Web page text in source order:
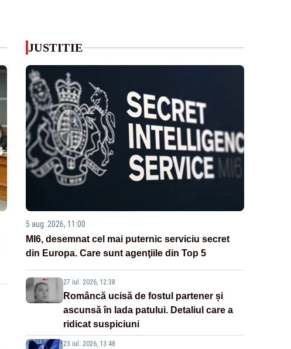
JUSTITIE
5 aug. 2026, 11:00
MI6, desemnat cel mai puternic serviciu secret
din Europa. Care sunt agenţiile din Top 5
27 iul. 2026, 12:38
Româncă ucisă de fostul partener și
ascunsă în lada patului. Detaliul care a
ridicat suspiciuni
23 iul. 2026, 13:48